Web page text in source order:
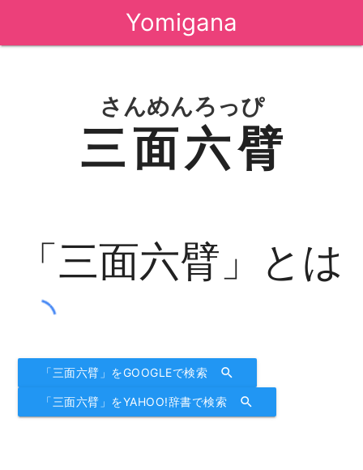
Yomigana
三面六臂
さんめんろっぴ
「三面六臂」とは
search
「三面六臂」をGOOGLEで検索
search
「三面六臂」をYAHOO!辞書で検索